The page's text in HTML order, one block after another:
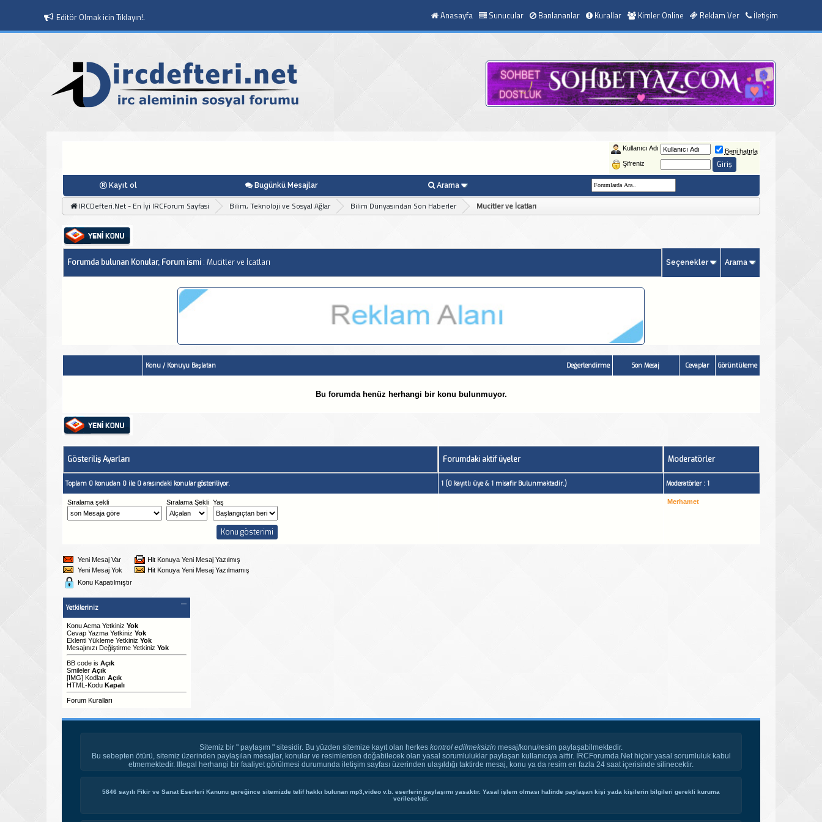
Editör Olmak icin Tıklayın!. Anasayfa Sunucular Banlananlar Kurallar Kimler Online Reklam Ver İletişim
Kullanıcı Adı
Beni hatırla
Şifreniz
Kayıt ol Bugünkü Mesajlar Arama
IRCDefteri.Net - En İyi IRCForum Sayfasi Bilim, Teknoloji ve Sosyal Ağlar Bilim Dünyasından Son Haberler Mucitler ve İcatları
Forumda bulunan Konular, Forum ismi: Mucitler ve İcatları Seçenekler Arama
Değerlendirme
Konu/ Konuyu Başlatan Son Mesaj Cevaplar Görüntüleme
Bu forumda henüz herhangi bir konu bulunmuyor.
Gösteriliş Ayarları Forumdaki aktif üyeler Moderatörler
Toplam 0 konudan 0 ile 0 arasındaki konular gösteriliyor. 1 (0 kayıtlı üye & 1 misafir Bulunmaktadir.) Moderatörler : 1
Sıralama şekli Sıralama Şekli Yaş Merhamet
Yeni Mesaj Var
Hit Konuya Yeni Mesaj Yazılmış
Yeni Mesaj Yok
Hit Konuya Yeni Mesaj Yazılmamış
Konu Kapatılmıştır
Yetkileriniz
Konu Acma Yetkiniz Yok
Cevap Yazma Yetkiniz Yok
Eklenti Yükleme Yetkiniz Yok
Mesajınızı Değiştirme Yetkiniz Yok
BB codeis Açık
Smileler Açık
[IMG]Kodları Açık
HTML-Kodu Kapalı
Forum Kuralları
Sitemiz bir " paylaşım " sitesidir. Bu yüzden sitemize kayıt olan herkes kontrol edilmeksizin mesaj/konu/resim paylaşabilmektedir.
Bu sebepten ötürü, sitemiz üzerinden paylaşılan mesajlar, konular ve resimlerden doğabilecek olan yasal sorumluluklar paylaşan kullanıcıya aittir. IRCForumda.Net hiçbir yasal sorumluluk kabul
etmemektedir. Illegal herhangi bir faaliyet görülmesi durumunda iletişim sayfası üzerinden ulaşıldığı taktirde mesaj, konu ya da resim en fazla 24 saat içerisinde silinecektir.
5846 sayılı Fikir ve Sanat Eserleri Kanunu gereğince sitemizde telif hakkı bulunan mp3,video v.b. eserlerin paylaşımı yasaktır. Yasal işlem olması halinde paylaşan kişi yada kişilerin bilgileri gerekli kuruma
verilecektir.